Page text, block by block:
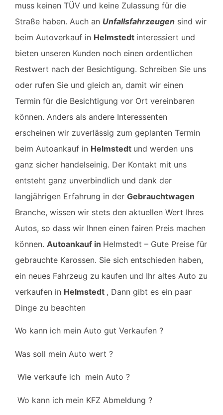
muss keinen TÜV und keine Zulassung für die
Straße haben. Auch an Unfallsfahrzeugen sind wir
beim Autoverkauf in Helmstedt interessiert und
bieten unseren Kunden noch einen ordentlichen
Restwert nach der Besichtigung. Schreiben Sie uns
oder rufen Sie und gleich an, damit wir einen
Termin für die Besichtigung vor Ort vereinbaren
können. Anders als andere Interessenten
erscheinen wir zuverlässig zum geplanten Termin
beim Autoankauf in Helmstedt und werden uns
ganz sicher handelseinig. Der Kontakt mit uns
entsteht ganz unverbindlich und dank der
langjährigen Erfahrung in der Gebrauchtwagen
Branche, wissen wir stets den aktuellen Wert Ihres
Autos, so dass wir Ihnen einen fairen Preis machen
können. Autoankauf in Helmstedt – Gute Preise für
gebrauchte Karossen. Sie sich entschieden haben,
ein neues Fahrzeug zu kaufen und Ihr altes Auto zu
verkaufen in Helmstedt , Dann gibt es ein paar
Dinge zu beachten
Wo kann ich mein Auto gut Verkaufen ?
Was soll mein Auto wert ?
Wie verkaufe ich mein Auto ?
Wo kann ich mein KFZ Abmeldung ?